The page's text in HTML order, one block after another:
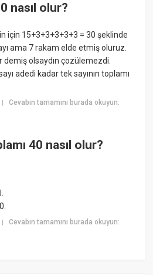
nasıl olur?
için 15+3+3+3+3+3 = 30 şeklinde
ama 7 rakam elde etmiş oluruz.
demiş olsaydın çozülemezdi.
adedi kadar tek sayının toplamı
|Cevabın tamamını burada okuyun:
40 nasıl olur?
|Cevabın tamamını burada okuyun: